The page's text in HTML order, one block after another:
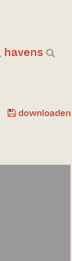
havens
downloaden